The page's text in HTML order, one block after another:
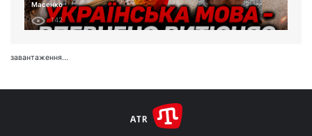
Масенко
142
завантаження...